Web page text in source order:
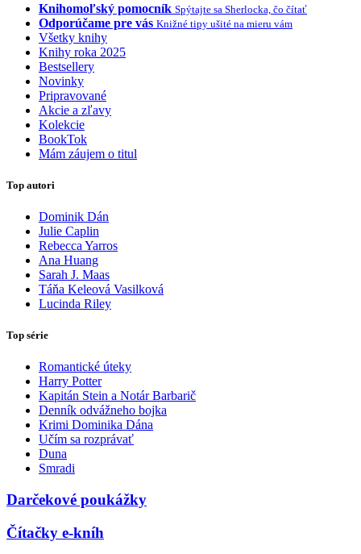
Knihomoľský pomocník Spýtajte sa Sherlocka, čo čítať
Odporúčame pre vás Knižné tipy ušité na mieru vám
Všetky knihy
Knihy roka 2025
Bestsellery
Novinky
Pripravované
Akcie a zľavy
Kolekcie
BookTok
Mám záujem o titul
Top autori
Dominik Dán
Julie Caplin
Rebecca Yarros
Ana Huang
Sarah J. Maas
Táňa Keleová Vasilková
Lucinda Riley
Top série
Romantické úteky
Harry Potter
Kapitán Stein a Notár Barbarič
Denník odvážneho bojka
Krimi Dominika Dána
Učím sa rozprávať
Duna
Smradi
Darčekové poukážky
Čítačky e-kníh